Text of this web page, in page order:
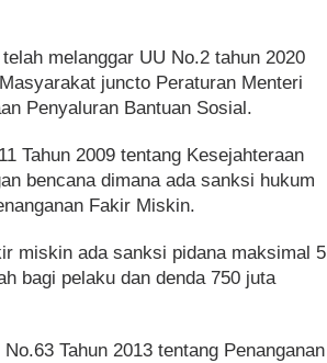
melanggar UU No.2 tahun 2020
juncto Peraturan Menteri
Penyaluran Bantuan Sosial.
Tahun 2009 tentang Kesejahteraan
bencana dimana ada sanksi hukum
Fakir Miskin.
miskin ada sanksi pidana maksimal 5
bagi pelaku dan denda 750 juta
Tahun 2013 tentang Penanganan